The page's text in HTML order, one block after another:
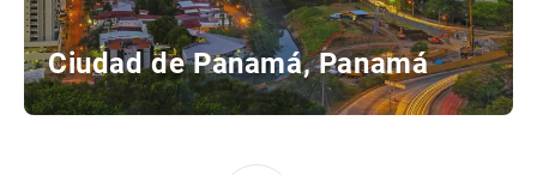
Ciudad de Panamá, Panamá